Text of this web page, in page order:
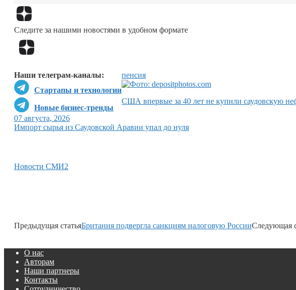
Следите за нашими новостями в удобном формате
Наши телеграм-каналы:
Стартапы и технологии
Новые бизнес-тренды
пенсия
США впервые за 40 лет не купили саудовскую
07 августа, 2026
Импорт сырья из Саудовской Аравии упал до нуля
Новости СМИ2
Предыдущая статьяБритания подвергла санкциям налоговую РоссииСледующая
О нас
Авторам
Наши партнеры
Контакты